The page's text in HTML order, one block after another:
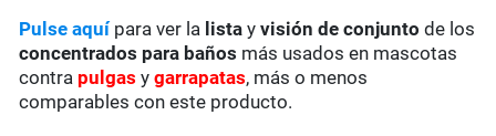
Pulse aquípara ver la lista yvisión de conjunto de los
concentrados para baños más usados en mascotas
contra pulgas ygarrapatas, más o menos
comparables con este producto.